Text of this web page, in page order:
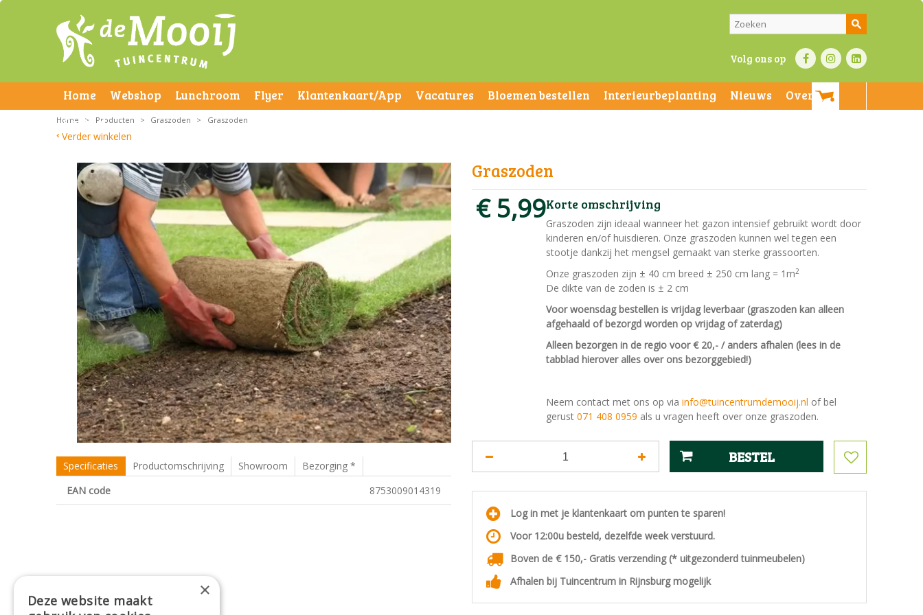
Volg ons op
Home Webshop Lunchroom Flyer Klantenkaart/App Vacatures Bloemen bestellen Interieurbeplanting Nieuws
Over ons
Contact
Home > Producten > Graszoden > Graszoden
Verder winkelen
Graszoden
€ 5,99Korte omschrijving
Graszoden zijn ideaal wanneer het gazon intensief gebruikt wordt door
kinderen en/of huisdieren. Onze graszoden kunnen wel tegen een
stootje dankzij het mengsel gemaakt van sterke grassoorten.
Onze graszoden zijn ± 40 cm breed ± 250 cm lang = 1m2
De dikte van de zoden is ± 2 cm
Voor woensdag bestellen is vrijdag leverbaar (graszoden kan alleen
afgehaald of bezorgd worden op vrijdag of zaterdag)
Alleen bezorgen in de regio voor € 20,- / anders afhalen (lees in de
tabblad hierover alles over ons bezorggebied!)
Neem contact met ons op via info@tuincentrumdemooij.nl of bel
gerust 071 408 0959 als u vragen heeft over onze graszoden.
Log in met je klantenkaart om punten te sparen!
Voor 12:00u besteld, dezelfde week verstuurd.
Boven de € 150,- Gratis verzending (* uitgezonderd tuinmeubelen)
Afhalen bij Tuincentrum in Rijnsburg mogelijk
Specificaties Productomschrijving Showroom
Bezorging *
EAN code
8753009014319
×
Deze website maakt